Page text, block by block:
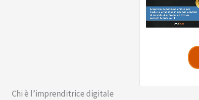
Chi è l’imprenditrice digitale